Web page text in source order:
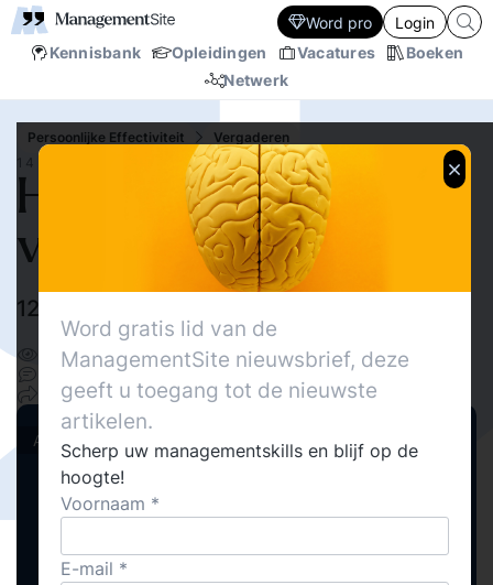
Kennisbank Opleidingen Vacatures
Boeken
Netwerk
Word pro Login
Persoonlijke Effectiviteit
Vergaderen
14 JUN.‘23
Hoe effectief
vergaderen
12 vergader tips
1116
Delen
Actueel
Word gratis lid van de
ManagementSite nieuwsbrief, deze
geeft u toegang tot de nieuwste
artikelen.
Scherp uw managementskills en blijf op de
hoogte!
Voornaam
E-mail